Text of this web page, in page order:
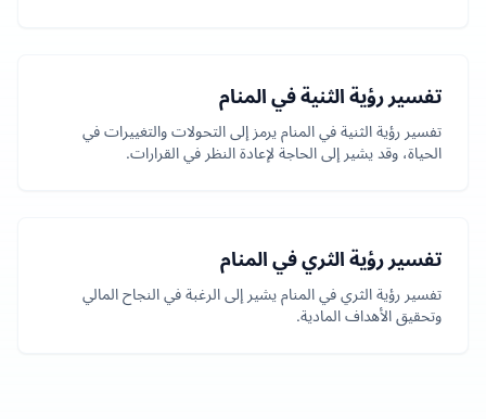
تفسير رؤية الثنية في المنام
تفسير رؤية الثنية في المنام يرمز إلى التحولات والتغييرات في
الحياة، وقد يشير إلى الحاجة لإعادة النظر في القرارات.
تفسير رؤية الثري في المنام
تفسير رؤية الثري في المنام يشير إلى الرغبة في النجاح المالي
وتحقيق الأهداف المادية.